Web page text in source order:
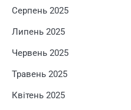
Серпень 2025
Липень 2025
Червень 2025
Травень 2025
Квітень 2025